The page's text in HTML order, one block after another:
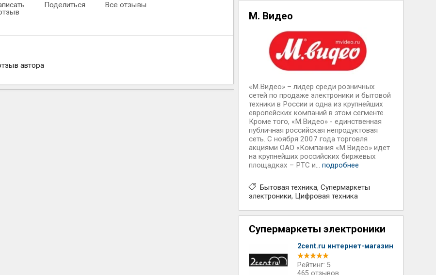
Поделиться Все отзывы
автора
М. Видео
«М.Видео» – лидер среди розничных
сетей по продаже электроники и бытовой
техники в России и одна из крупнейших
европейских компаний в этом сегменте.
Кроме того, «М.Видео» - единственная
публичная российская непродуктовая
сеть. С ноября 2007 года торговля
акциями ОАО «Компания «М.Видео» идет
на крупнейших российских биржевых
площадках – РТС и... подробнее
Бытовая техника Супермаркеты
электроники Цифровая техника
Супермаркеты электроники
2cent.ru интернет-магазин
Рейтинг: 5
465 отзывов